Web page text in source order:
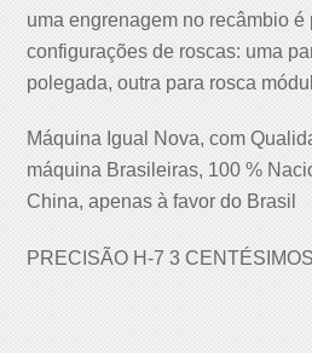
uma engrenagem no recâmbio
configurações de roscas: uma
polegada, outra para rosca
Máquina Igual Nova, com
máquina Brasileiras, 100 %
China, apenas à favor do Brasil
PRECISÃO H-7 3